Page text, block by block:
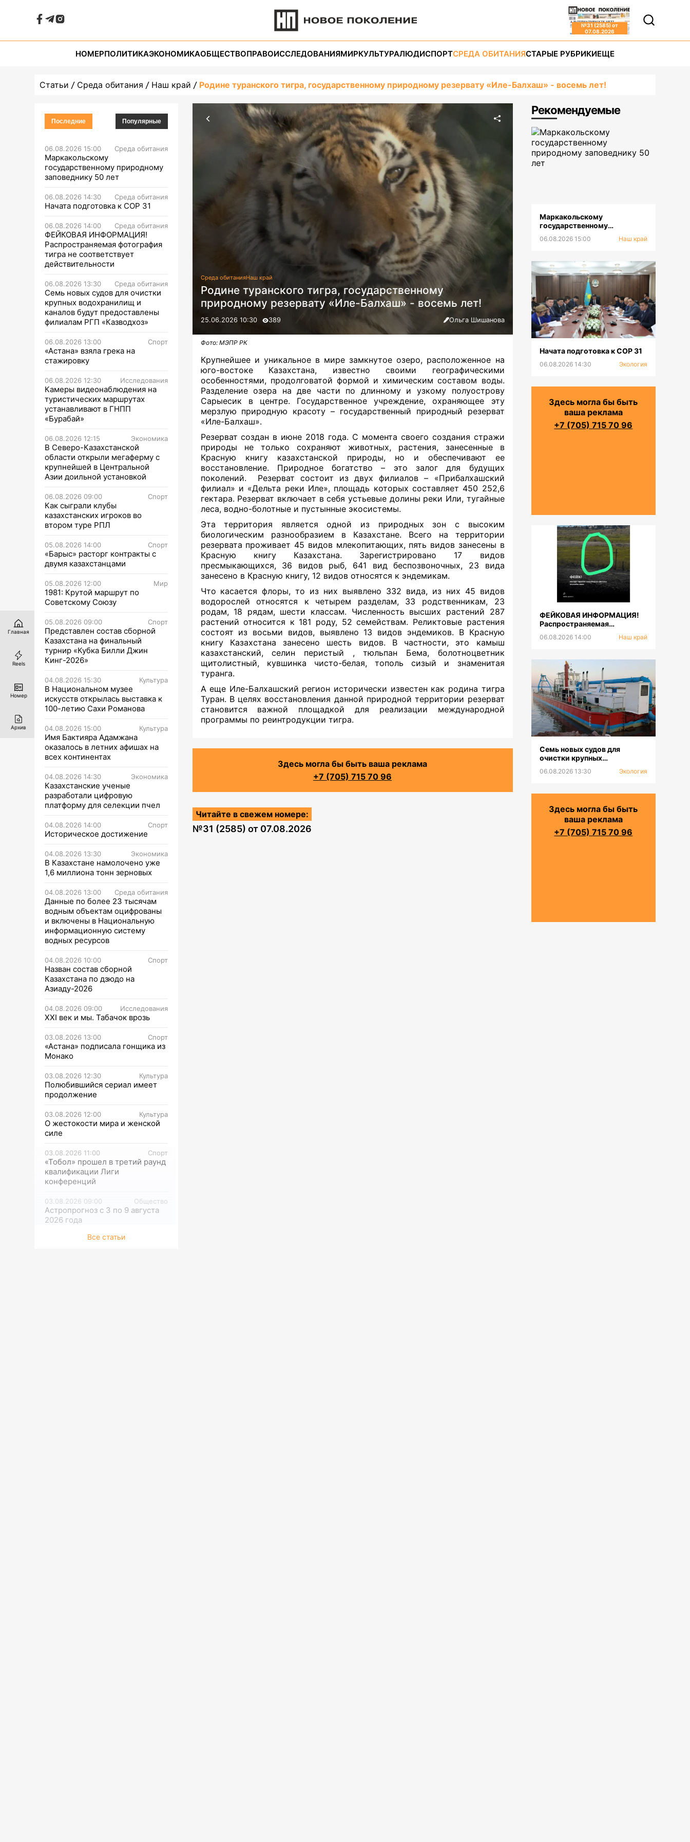
№31 (2585) от
07.08.2026
НОМЕРПОЛИТИКАЭКОНОМИКАОБЩЕСТВОПРАВОИССЛЕДОВАНИЯМИРКУЛЬТУРАЛЮДИСПОРТСРЕДА ОБИТАНИЯСТАРЫЕ РУБРИКИЕЩЕ
Статьи Среда обитания Наш край Родине туранского тигра, государственному природному резервату «Иле-Балхаш» - восемь лет!
Последние Популярные
06.08.2026 15:00 Среда обитания
Маркакольскому
государственному природному
заповеднику 50 лет
06.08.2026 14:30 Среда обитания
Начата подготовка к СОР 31
06.08.2026 14:00 Среда обитания
ФЕЙКОВАЯ ИНФОРМАЦИЯ!
Распространяемая фотография
тигра не соответствует
действительности
06.08.2026 13:30 Среда обитания
Семь новых судов для очистки
крупных водохранилищ и
каналов будут предоставлены
филиалам РГП «Казводхоз»
06.08.2026 13:00 Спорт
«Астана» взяла грека на
стажировку
06.08.2026 12:30 Исследования
Камеры видеонаблюдения на
туристических маршрутах
устанавливают в ГНПП
«Бурабай»
06.08.2026 12:15 Экономика
В Северо-Казахстанской
области открыли мегаферму с
крупнейшей в Центральной
Азии доильной установкой
06.08.2026 09:00 Спорт
Как сыграли клубы
казахстанских игроков во
втором туре РПЛ
05.08.2026 14:00 Спорт
«Барыс» расторг контракты с
двумя казахстанцами
05.08.2026 12:00 Мир
1981: Крутой маршрут по
Советскому Союзу
05.08.2026 09:00 Спорт
Представлен состав сборной
Казахстана на финальный
турнир «Кубка Билли Джин
Кинг-2026»
04.08.2026 15:30 Культура
В Национальном музее
искусств открылась выставка к
100-летию Сахи Романова
04.08.2026 15:00 Культура
Имя Бактияра Адамжана
оказалось в летних афишах на
всех континентах
04.08.2026 14:30 Экономика
Казахстанские ученые
разработали цифровую
платформу для селекции пчел
04.08.2026 14:00 Спорт
Историческое достижение
04.08.2026 13:30 Экономика
В Казахстане намолочено уже
1,6 миллиона тонн зерновых
04.08.2026 13:00 Среда обитания
Данные по более 23 тысячам
водным объектам оцифрованы
и включены в Национальную
информационную систему
водных ресурсов
04.08.2026 10:00 Спорт
Назван состав сборной
Казахстана по дзюдо на
Азиаду-2026
04.08.2026 09:00 Исследования
XXI век и мы. Табачок врозь
03.08.2026 13:00 Спорт
«Астана» подписала гонщика из
Монако
03.08.2026 12:30 Культура
Полюбившийся сериал имеет
продолжение
03.08.2026 12:00 Культура
О жестокости мира и женской
силе
03.08.2026 11:00 Спорт
«Тобол» прошел в третий раунд
квалификации Лиги
конференций
03.08.2026 09:00 Общество
Астропрогноз с 3 по 9 августа
2026 года
02.08.2026 10:30Все статьи
Среда обитанияНаш край
Родине туранского тигра, государственному
природному резервату «Иле-Балхаш» - восемь лет!
25.06.2026 10:30 389 Ольга Шишанова
Фото: МЭПР РК
Крупнейшее и уникальное в мире замкнутое озеро, расположенное на
юго-востоке Казахстана, известно своими географическими
особенностями, продолговатой формой и химическим составом воды.
Разделение озера на две части по длинному и узкому полуострову
Сарыесик в центре. Государственное учреждение, охраняющее эту
мерзлую природную красоту – государственный природный резерват
«Иле-Балхаш».
Резерват создан в июне 2018 года. С момента своего создания стражи
природы не только сохраняют животных, растения, занесенные в
Красную книгу казахстанской природы, но и обеспечивают ее
восстановление. Природное богатство – это залог для будущих
поколений. Резерват состоит из двух филиалов – «Прибалхашский
филиал» и «Дельта реки Иле», площадь которых составляет 450 252,6
гектара. Резерват включает в себя устьевые долины реки Или, тугайные
леса, водно-болотные и пустынные экосистемы.
Эта территория является одной из природных зон с высоким
биологическим разнообразием в Казахстане. Всего на территории
резервата проживает 45 видов млекопитающих, пять видов занесены в
Красную книгу Казахстана. Зарегистрировано 17 видов
пресмыкающихся, 36 видов рыб, 641 вид беспозвоночных, 23 вида
занесено в Красную книгу, 12 видов относятся к эндемикам.
Что касается флоры, то из них выявлено 332 вида, из них 45 видов
водорослей относятся к четырем разделам, 33 родственникам, 23
родам, 18 рядам, шести классам. Численность высших растений 287
растений относится к 181 роду, 52 семействам. Реликтовые растения
состоят из восьми видов, выявлено 13 видов эндемиков. В Красную
книгу Казахстана занесено шесть видов. В частности, это камыш
казахстанский, селин перистый , тюльпан Бема, болотноцветник
щитолистный, кувшинка чисто-белая, тополь сизый и знаменитая
туранга.
А еще Иле-Балхашский регион исторически известен как родина тигра
Туран. В целях восстановления данной природной территории резерват
становится важной площадкой для реализации международной
программы по реинтродукции тигра.
Здесь могла бы быть ваша реклама
+7 (705) 715 70 96
Читайте в свежем номере:
№31 (2585) от 07.08.2026
Рекомендуемые
Маркакольскому
государственному
лет
06.08.2026 15:00 Наш край
Начата подготовка к СОР 31
06.08.2026 14:30 Экология
Здесь могла бы быть
ваша реклама
+7 (705) 715 70 96
ФЕЙКОВАЯ ИНФОРМАЦИЯ!
Распространяемая
соответствует
06.08.2026 14:00 Наш край
Семь новых судов для
очистки крупных
будут предоставлены
06.08.2026 13:30 Экология
Здесь могла бы быть
ваша реклама
+7 (705) 715 70 96
Главная
Reels
Номер
Архив